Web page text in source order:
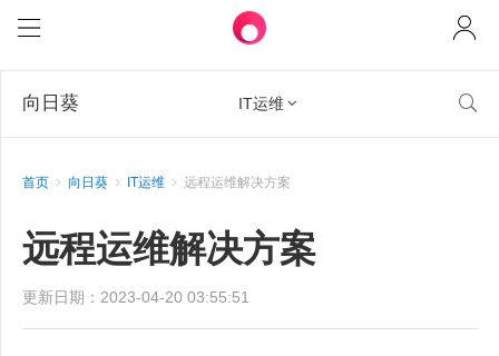
向日葵 IT运维 
首页 向日葵 IT运维 远程运维解决方案
远程运维解决方案
更新日期：2023-04-20 03:55:51